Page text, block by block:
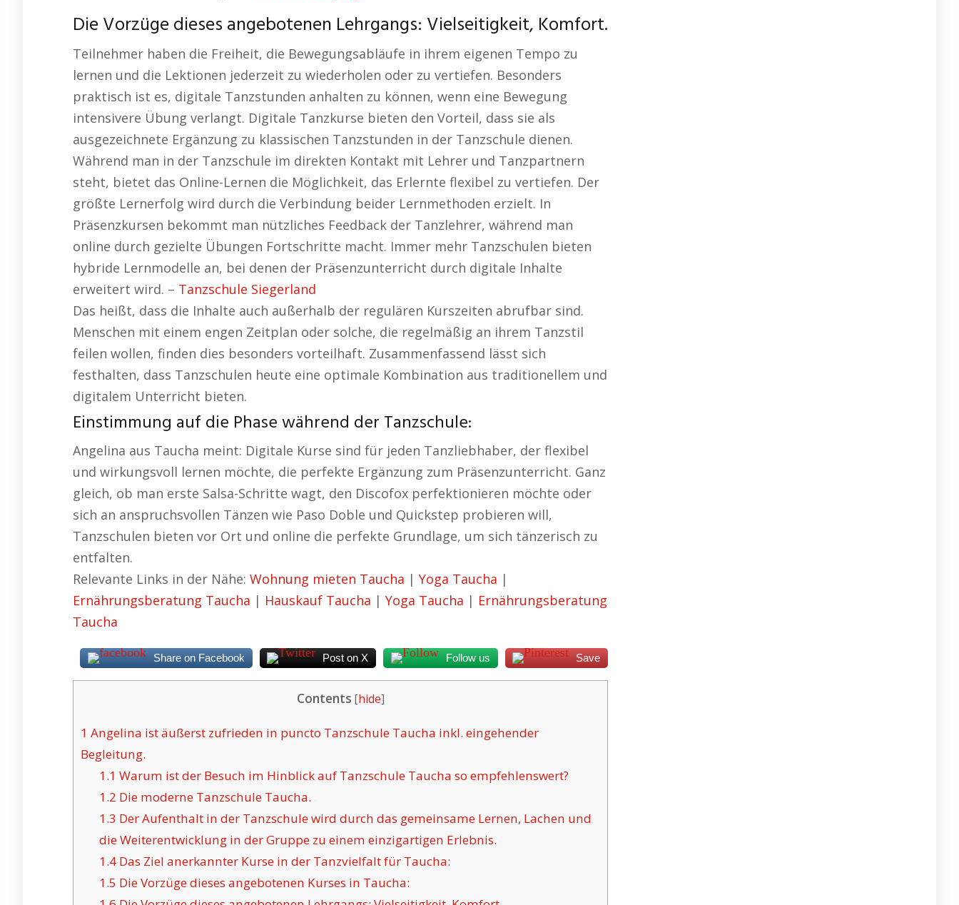
Die Vorzüge dieses angebotenen Lehrgangs: Vielseitigkeit, Komfort.
Teilnehmer haben die Freiheit, die Bewegungsabläufe in ihrem eigenen Tempo zu
lernen und die Lektionen jederzeit zu wiederholen oder zu vertiefen. Besonders
praktisch ist es, digitale Tanzstunden anhalten zu können, wenn eine Bewegung
intensivere Übung verlangt. Digitale Tanzkurse bieten den Vorteil, dass sie als
ausgezeichnete Ergänzung zu klassischen Tanzstunden in der Tanzschule dienen.
Während man in der Tanzschule im direkten Kontakt mit Lehrer und Tanzpartnern
steht, bietet das Online-Lernen die Möglichkeit, das Erlernte flexibel zu vertiefen. Der
größte Lernerfolg wird durch die Verbindung beider Lernmethoden erzielt. In
Präsenzkursen bekommt man nützliches Feedback der Tanzlehrer, während man
online durch gezielte Übungen Fortschritte macht. Immer mehr Tanzschulen bieten
hybride Lernmodelle an, bei denen der Präsenzunterricht durch digitale Inhalte
erweitert wird. – Tanzschule Siegerland
Das heißt, dass die Inhalte auch außerhalb der regulären Kurszeiten abrufbar sind.
Menschen mit einem engen Zeitplan oder solche, die regelmäßig an ihrem Tanzstil
feilen wollen, finden dies besonders vorteilhaft. Zusammenfassend lässt sich
festhalten, dass Tanzschulen heute eine optimale Kombination aus traditionellem und
digitalem Unterricht bieten.
Einstimmung auf die Phase während der Tanzschule:
Angelina aus Taucha meint: Digitale Kurse sind für jeden Tanzliebhaber, der flexibel
und wirkungsvoll lernen möchte, die perfekte Ergänzung zum Präsenzunterricht. Ganz
gleich, ob man erste Salsa-Schritte wagt, den Discofox perfektionieren möchte oder
sich an anspruchsvollen Tänzen wie Paso Doble und Quickstep probieren will,
Tanzschulen bieten vor Ort und online die perfekte Grundlage, um sich tänzerisch zu
entfalten.
Relevante Links in der Nähe: Wohnung mieten Taucha | Yoga Taucha |
Ernährungsberatung Taucha | Hauskauf Taucha | Yoga Taucha | Ernährungsberatung
Taucha
Share on Facebook Post on X Follow us Save
Contents [hide]
1 Angelina ist äußerst zufrieden in puncto Tanzschule Taucha inkl. eingehender
Begleitung.
1.1 Warum ist der Besuch im Hinblick auf Tanzschule Taucha so empfehlenswert?
1.2 Die moderne Tanzschule Taucha.
1.3 Der Aufenthalt in der Tanzschule wird durch das gemeinsame Lernen, Lachen und
die Weiterentwicklung in der Gruppe zu einem einzigartigen Erlebnis.
1.4Das Ziel anerkannter Kurse in der Tanzvielfalt für Taucha:
1.5 Die Vorzüge dieses angebotenen Kurses in Taucha: